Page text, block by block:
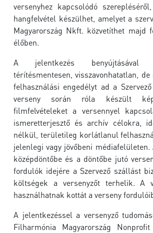
versenyhez kapcsolódó
hangfelvétel készülhet, amelyet a
Magyarország Nkft. közvetíthet majd
élőben.
A jelentkezés benyújtásával
térítésmentesen, visszavonhatatlan,
felhasználási engedélyt ad a
verseny során róla készült
filmfelvételeket a versennyel
ismeretterjesztő és archív célokra,
nélkül, területileg korlátlanul
jelenlegi vagy jövőbeni médiafelületen.
középdöntőbe és a döntőbe jutó
fordulók idejére a Szervező szállást
költségek a versenyzőt terhelik. A
használhatnak kottát a verseny
A jelentkezéssel a versenyző
Filharmónia Magyarország